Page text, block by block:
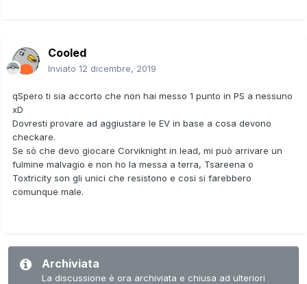
Poison jab
Queenly majesty, natura (+spd-att.sp)
Rapid spin
Trop kick
High jump kick
Power whip
obstagoon
Obstruct
Rest(?)
Parting shot
Cooled
Inviato 12 dicembre, 2019
qSpero ti sia accorto che non hai messo 1 punto in PS a nessuno
xD
Dovresti provare ad aggiustare le EV in base a cosa devono
checkare.
Se sò che devo giocare Corviknight in lead, mi può arrivare un
fulmine malvagio e non ho la messa a terra, Tsareena o
Toxtricity son gli unici che resistono e cosi si farebbero
comunque male.
Archiviata
La discussione è ora archiviata e chiusa ad ulteriori